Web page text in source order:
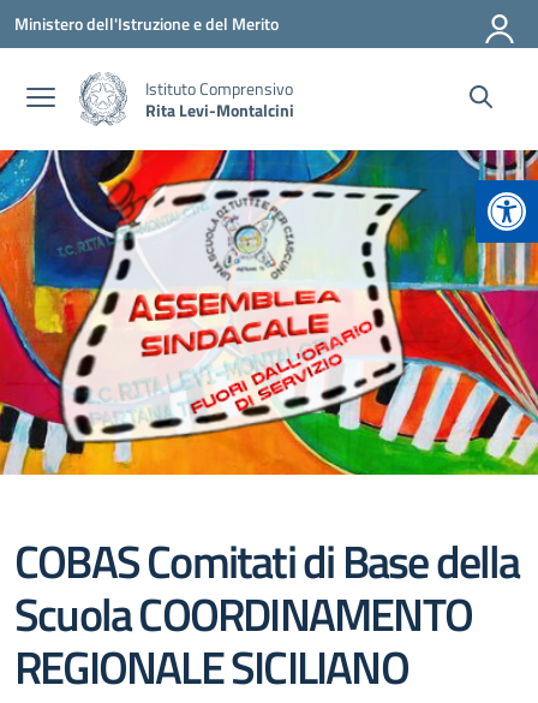
Vai ai contenuti
Vai al menu di navigazione
Vai al footer
Ministero dell'Istruzione e del Merito
Istituto Comprensivo
Rita Levi-Montalcini
COBAS Comitati di Base della
Scuola COORDINAMENTO
REGIONALE SICILIANO